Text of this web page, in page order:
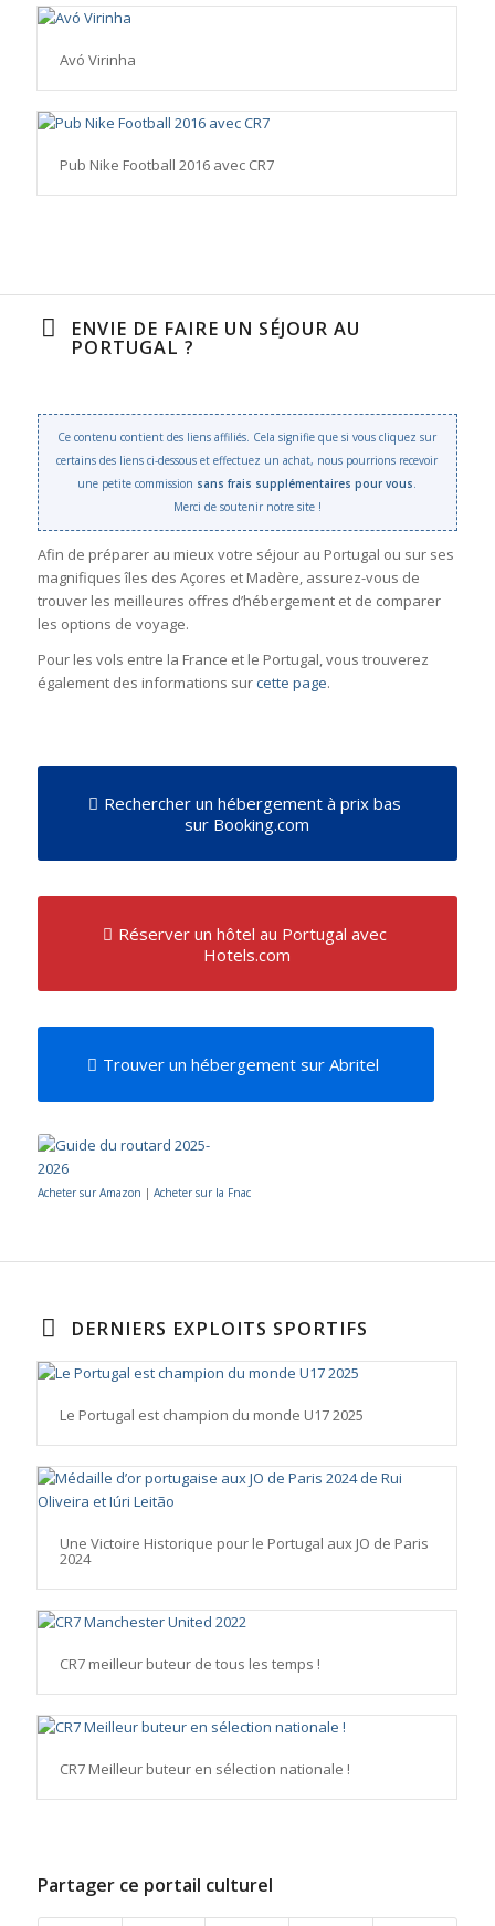
Avó Virinha
Pub Nike Football 2016 avec CR7
ENVIE DE FAIRE UN SÉJOUR AU
PORTUGAL ?
Ce contenu contient des liens affiliés. Cela signifie que si vous cliquez sur
certains des liens ci-dessous et effectuez un achat, nous pourrions recevoir
une petite commission sans frais supplémentaires pour vous.
Merci de soutenir notre site !
Afin de préparer au mieux votre séjour au Portugal ou sur ses
magnifiques îles des Açores et Madère, assurez-vous de
trouver les meilleures offres d’hébergement et de comparer
les options de voyage.
Pour les vols entre la France et le Portugal, vous trouverez
également des informations surcette page.
Rechercher un hébergement à prix bas
sur Booking.com
Réserver un hôtel au Portugal avec
Hotels.com
Trouver un hébergement sur Abritel
Acheter sur Amazon | Acheter sur la Fnac
DERNIERS EXPLOITS SPORTIFS
Le Portugal est champion du monde U17 2025
Une Victoire Historique pour le Portugal aux JO de Paris
2024
CR7 meilleur buteur de tous les temps !
CR7 Meilleur buteur en sélection nationale !
Partager ce portail culturel